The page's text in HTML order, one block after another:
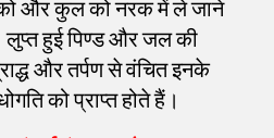
और कुल को नरक में ले जाने
लुप्त हुई पिण्ड और जल की
और तर्पण से वंचित इनके
को प्राप्त होते हैं।